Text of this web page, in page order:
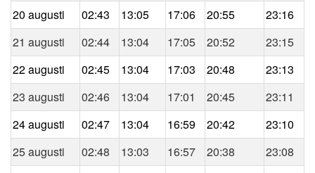
20 augusti
02:43 13:05 17:06 20:55
23:16
21 augusti
02:44 13:04 17:05 20:52
23:15
22 augusti
02:45 13:04 17:03 20:48
23:13
23 augusti
02:46 13:04 17:01 20:45
23:11
24 augusti
02:47 13:04 16:59 20:42
23:10
25 augusti
02:48 13:03 16:57 20:38
23:08